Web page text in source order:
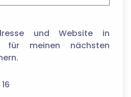
und Website in
für meinen nächsten
16